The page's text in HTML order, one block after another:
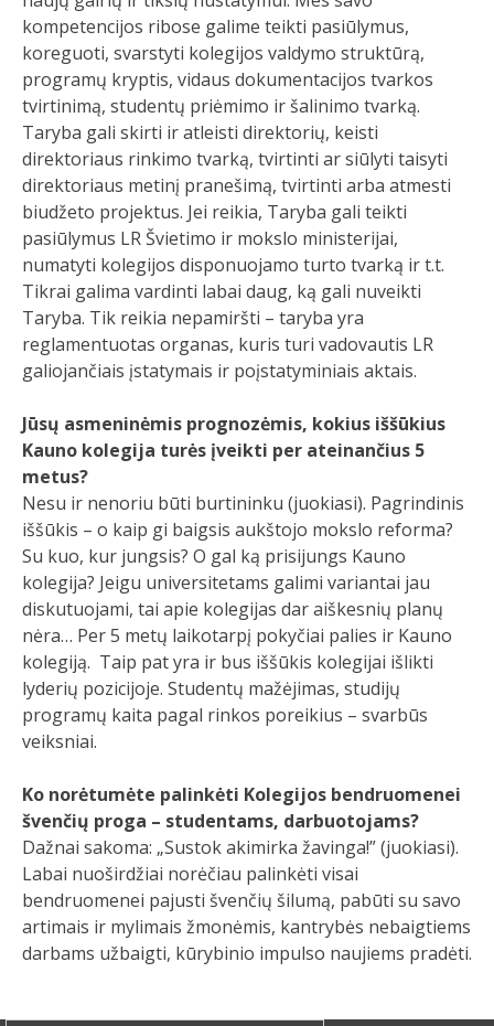
kompetencijos ribose galime teikti pasiūlymus,
koreguoti, svarstyti kolegijos valdymo struktūrą,
programų kryptis, vidaus dokumentacijos tvarkos
tvirtinimą, studentų priėmimo ir šalinimo tvarką.
Taryba gali skirti ir atleisti direktorių, keisti
direktoriaus rinkimo tvarką, tvirtinti ar siūlyti taisyti
direktoriaus metinį pranešimą, tvirtinti arba atmesti
biudžeto projektus. Jei reikia, Taryba gali teikti
pasiūlymus LR Švietimo ir mokslo ministerijai,
numatyti kolegijos disponuojamo turto tvarką ir t.t.
Tikrai galima vardinti labai daug, ką gali nuveikti
Taryba. Tik reikia nepamiršti – taryba yra
reglamentuotas organas, kuris turi vadovautis LR
galiojančiais įstatymais ir poįstatyminiais aktais.
Jūsų asmeninėmis prognozėmis, kokius iššūkius
Kauno kolegija turės įveikti per ateinančius 5
metus?
Nesu ir nenoriu būti burtininku (juokiasi). Pagrindinis
iššūkis – o kaip gi baigsis aukštojo mokslo reforma?
Su kuo, kur jungsis? O gal ką prisijungs Kauno
kolegija? Jeigu universitetams galimi variantai jau
diskutuojami, tai apie kolegijas dar aiškesnių planų
nėra… Per 5 metų laikotarpį pokyčiai palies ir Kauno
kolegiją. Taip pat yra ir bus iššūkis kolegijai išlikti
lyderių pozicijoje. Studentų mažėjimas, studijų
programų kaita pagal rinkos poreikius – svarbūs
veiksniai.
Ko norėtumėte palinkėti Kolegijos bendruomenei
švenčių proga – studentams, darbuotojams?
Dažnai sakoma: „Sustok akimirka žavinga!” (juokiasi).
Labai nuoširdžiai norėčiau palinkėti visai
bendruomenei pajusti švenčių šilumą, pabūti su savo
artimais ir mylimais žmonėmis, kantrybės nebaigtiems
darbams užbaigti, kūrybinio impulso naujiems pradėti.